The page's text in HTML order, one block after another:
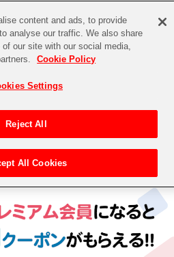
STORE EVENT
電子書籍
！
ー シリーズ> アイドルマスター ミリオンライブ！
content and ads, to provide
analyse our traffic. We also share
our site with our social media,
Cookie Policy
Settings
Reject All
All Cookies